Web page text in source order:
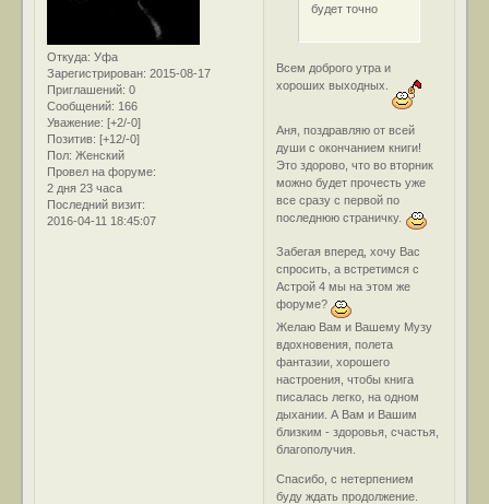
Откуда: Уфа
Зарегистрирован: 2015-08-17
Приглашений: 0
Сообщений: 166
Уважение: [+2/-0]
Позитив: [+12/-0]
Пол: Женский
Провел на форуме:
2 дня 23 часа
Последний визит:
2016-04-11 18:45:07
будет точно
Всем доброго утра и
хороших выходных.
Аня, поздравляю от всей
души с окончанием книги!
Это здорово, что во вторник
можно будет прочесть уже
все сразу с первой по
последнюю страничку.
Забегая вперед, хочу Вас
спросить, а встретимся с
Астрой 4 мы на этом же
форуме?
Желаю Вам и Вашему Музу
вдохновения, полета
фантазии, хорошего
настроения, чтобы книга
писалась легко, на одном
дыхании. А Вам и Вашим
близким - здоровья, счастья,
благополучия.
Спасибо, с нетерпением
буду ждать продолжение.